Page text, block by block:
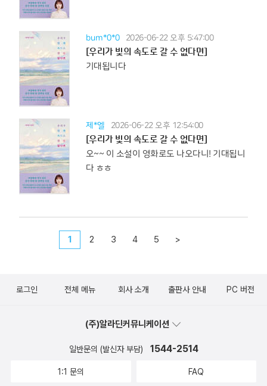
bum*0*0 2026-06-22 오후 5:47:00
[우리가 빛의 속도로 갈 수 없다면]
기대됩니다
제*엘 2026-06-22 오후 12:54:00
[우리가 빛의 속도로 갈 수 없다면]
오~~ 이 소설이 영화로도 나오다니! 기대됩니
다 ㅎㅎ
1 2 3 4 5 >
로그인 전체 메뉴 회사 소개 출판사 안내 PC 버전
(주)알라딘커뮤니케이션
일반문의 (발신자 부담) 1544-2514
1:1 문의 FAQ